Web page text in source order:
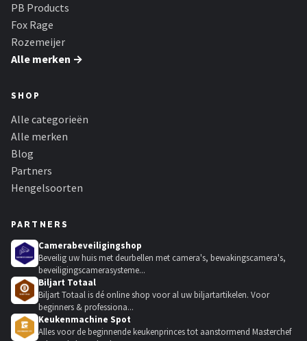
PB Products
Fox Rage
Rozemeijer
Alle merken →
SHOP
Alle categorieën
Alle merken
Blog
Partners
Hengelsoorten
PARTNERS
Camerabeveiligingshop
Beveilig uw huis met deurbellen met camera's, bewakingscamera's,
beveiligingscamerasysteme...
Biljart Totaal
Biljart Totaal is dé online shop voor al uw biljartartikelen. Voor
beginners & professiona...
Keukenmachine Spot
Alles voor de beginnende keukenprinces tot aanstormend Masterchef